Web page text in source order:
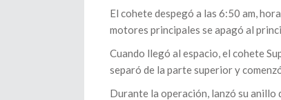
El cohete despegó a las 6:50 am,
motores principales se apagó al
Cuando llegó al espacio, el cohete
separó de la parte superior y
Durante la operación, lanzó su anillo